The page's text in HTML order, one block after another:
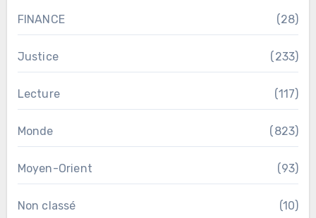
FINANCE (28)
Justice (233)
Lecture (117)
Monde (823)
Moyen-Orient (93)
Non classé (10)